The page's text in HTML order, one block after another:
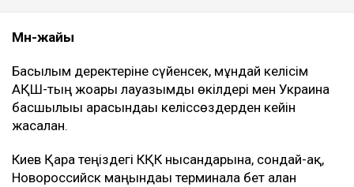
Мән-жайы
Басылым деректеріне сүйенсек, мұндай келісім
АҚШ-тың жоғары лауазымды өкілдері мен Украина
басшылығы арасындағы келіссөздерден кейін
жасалған.
Киев Қара теңіздегі КҚК нысандарына, сондай-ақ,
Новороссийск маңындағы терминалға бет алған